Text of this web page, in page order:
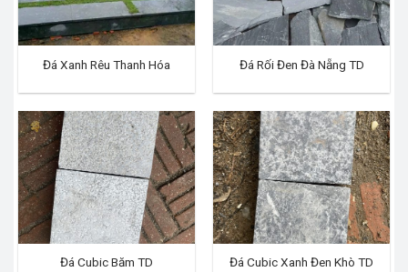
Đá Xanh Rêu Thanh Hóa Đá Rối Đen Đà Nẵng TD
Đá Cubic Băm TD Đá Cubic Xanh Đen Khò TD